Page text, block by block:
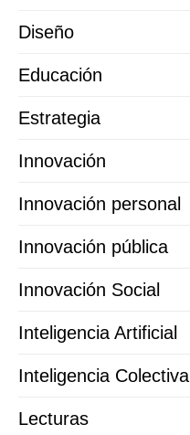
Diseño
Educación
Estrategia
Innovación
Innovación personal
Innovación pública
Innovación Social
Inteligencia Artificial
Inteligencia Colectiva
Lecturas